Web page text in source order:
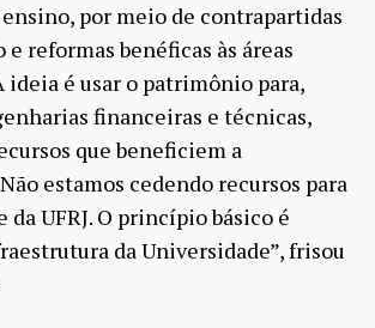
por meio de contrapartidas
reformas benéficas às áreas
ideia é usar o patrimônio para,
financeiras e técnicas,
que beneficiem a
estamos cedendo recursos para
UFRJ. O princípio básico é
da Universidade”, frisou